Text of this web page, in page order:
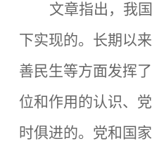
文章指出，我
下实现的。长期以
善民生等方面发挥
位和作用的认识、
时俱进的。党和国